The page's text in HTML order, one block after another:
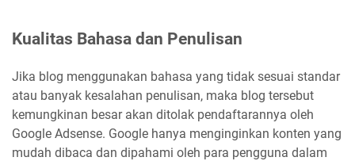
Kualitas Bahasa dan Penulisan
Jika blog menggunakan bahasa yang tidak sesuai standar
atau banyak kesalahan penulisan, maka blog tersebut
kemungkinan besar akan ditolak pendaftarannya oleh
Google Adsense. Google hanya menginginkan konten yang
mudah dibaca dan dipahami oleh para pengguna dalam